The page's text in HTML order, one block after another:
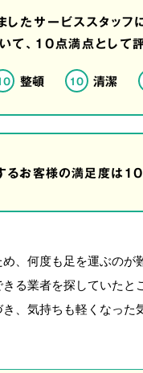
たサービススタッフ
て、10点満点として
整頓 10 清潔
るお客様の満足度は
、何度も足を運ぶの
る業者を探していた
、気持ちも軽くなった